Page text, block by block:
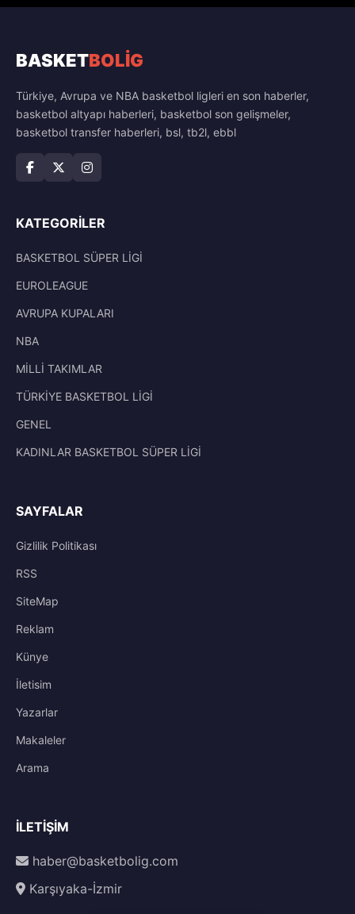
BASKETBOLİG
Türkiye, Avrupa ve NBA basketbol ligleri en son haberler,
basketbol altyapı haberleri, basketbol son gelişmeler,
basketbol transfer haberleri, bsl, tb2l, ebbl
KATEGORILER
BASKETBOL SÜPER LİGİ
EUROLEAGUE
AVRUPA KUPALARI
NBA
MİLLİ TAKIMLAR
TÜRKİYE BASKETBOL LİGİ
GENEL
KADINLAR BASKETBOL SÜPER LİGİ
SAYFALAR
Gizlilik Politikası
RSS
SiteMap
Reklam
Künye
İletisim
Yazarlar
Makaleler
Arama
İLETIŞIM
haber@basketbolig.com
Karşıyaka-İzmir